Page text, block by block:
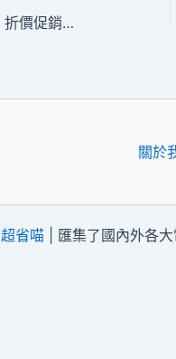
東南旅遊 臺灣 折扣碼、優惠券、折價促銷活動整理
關於
超省喵| 匯集了國內外各大